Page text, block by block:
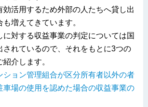
効活用するため外部の人たちへ貸し出
増えてきています。
に対する収益事業の判定については国
されているので、それをもとに3つの
介します。
ション管理組合が区分所有者以外の者
車場の使用を認めた場合の収益事業の